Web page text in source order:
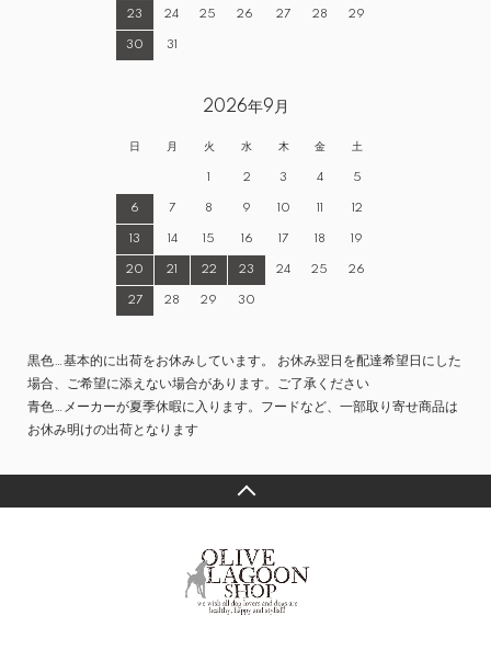
23 24 25 26 27 28 29
30 31
2026年9月
日 月 火 水 木 金 土
1 2 3 4 5
6 7 8 9 10 11 12
13 14 15 16 17 18 19
20 21 22 23 24 25 26
27 28 29 30
黒色…基本的に出荷をお休みしています。 お休み翌日を配達希望日にした
場合、ご希望に添えない場合があります。ご了承ください
青色…メーカーが夏季休暇に入ります。フードなど、一部取り寄せ商品は
お休み明けの出荷となります